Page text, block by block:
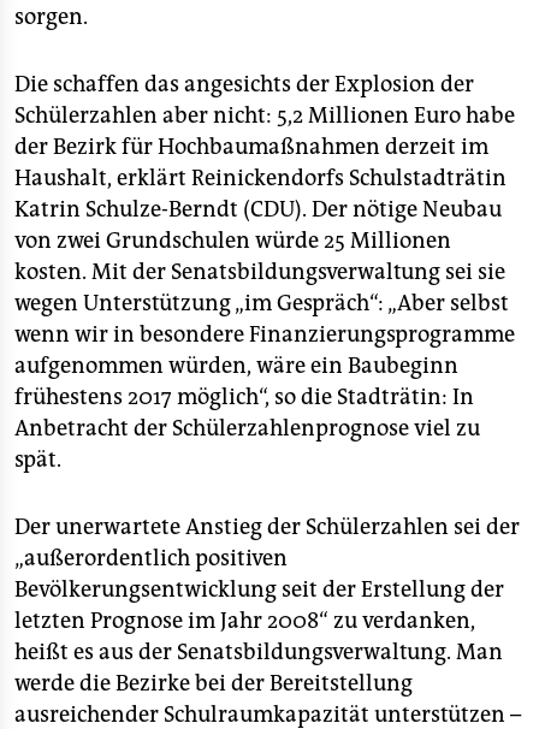
sorgen.
Die schaffen das angesichts der Explosion der
Schülerzahlen aber nicht: 5,2 Millionen Euro habe
der Bezirk für Hochbaumaßnahmen derzeit im
Haushalt, erklärt Reinickendorfs Schulstadträtin
Katrin Schulze-Berndt (CDU). Der nötige Neubau
von zwei Grundschulen würde 25 Millionen
kosten. Mit der Senatsbildungsverwaltung sei sie
wegen Unterstützung „im Gespräch“: „Aber selbst
wenn wir in besondere Finanzierungsprogramme
aufgenommen würden, wäre ein Baubeginn
frühestens 2017 möglich“, so die Stadträtin: In
Anbetracht der Schülerzahlenprognose viel zu
spät.
Der unerwartete Anstieg der Schülerzahlen sei der
„außerordentlich positiven
Bevölkerungsentwicklung seit der Erstellung der
letzten Prognose im Jahr 2008“ zu verdanken,
heißt es aus der Senatsbildungsverwaltung. Man
werde die Bezirke bei der Bereitstellung
ausreichender Schulraumkapazität unterstützen –